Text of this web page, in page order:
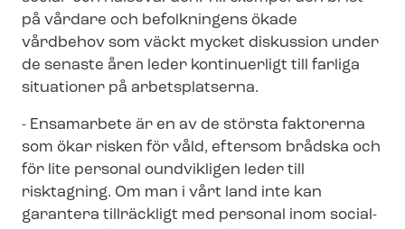
på vårdare och befolkningens ökade
vårdbehov som väckt mycket diskussion under
de senaste åren leder kontinuerligt till farliga
situationer på arbetsplatserna.
- Ensamarbete är en av de största faktorerna
som ökar risken för våld, eftersom brådska och
för lite personal oundvikligen leder till
risktagning. Om man i vårt land inte kan
garantera tillräckligt med personal inom social-